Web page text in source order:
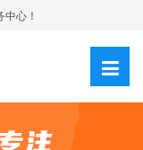
心！